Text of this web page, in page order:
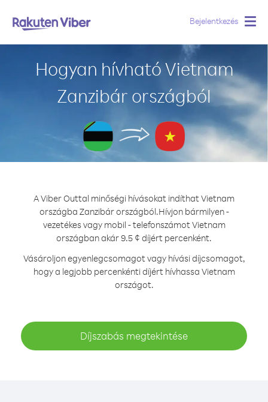
Bejelentkezés
Hogyan hívható Vietnam
Zanzibár országból
A Viber Outtal minőségi hívásokat indíthat Vietnam
országba Zanzibár országból.Hívjon bármilyen -
vezetékes vagy mobil - telefonszámot Vietnam
országban akár 9.5 ¢ díjért percenként.
Vásároljon egyenlegcsomagot vagy hívási díjcsomagot,
hogy a legjobb percenkénti díjért hívhassa Vietnam
országot.
Díjszabás megtekintése